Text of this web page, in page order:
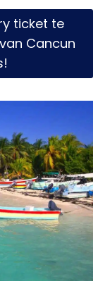
ticket te
Cancun